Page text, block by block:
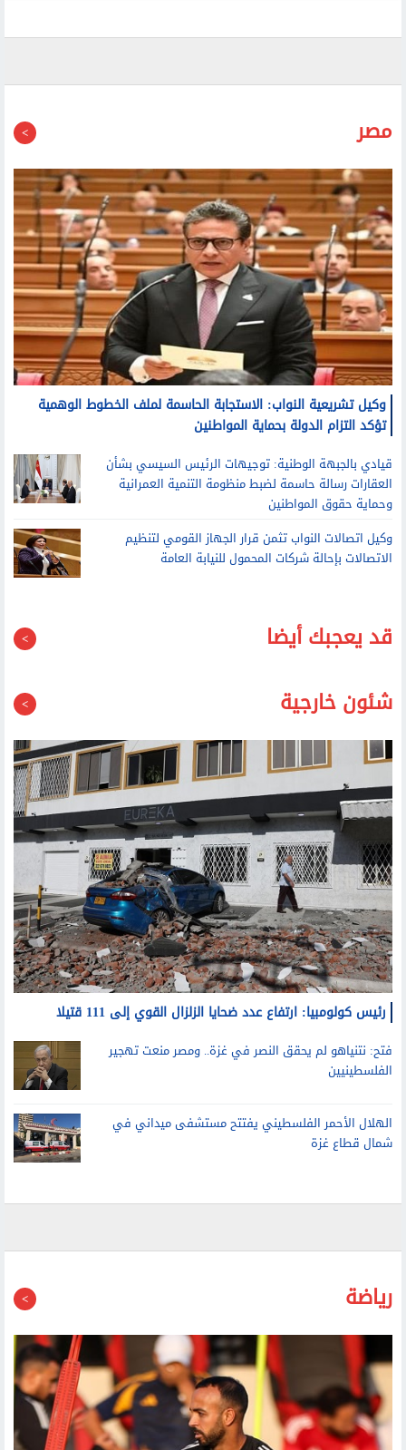
مصر
وكيل تشريعية النواب: الاستجابة الحاسمة لملف الخطوط الوهمية
تؤكد التزام الدولة بحماية المواطنين
قيادي بالجبهة الوطنية: توجيهات الرئيس السيسي بشأن
العقارات رسالة حاسمة لضبط منظومة التنمية العمرانية
وحماية حقوق المواطنين
وكيل اتصالات النواب تثمن قرار الجهاز القومي لتنظيم
الاتصالات بإحالة شركات المحمول للنيابة العامة
قد يعجبك أيضا
شئون خارجية
رئيس كولومبيا: ارتفاع عدد ضحايا الزلزال القوي إلى 111 قتيلا
فتح: نتنياهو لم يحقق النصر في غزة.. ومصر منعت تهجير
الفلسطينيين
الهلال الأحمر الفلسطيني يفتتح مستشفى ميداني في
شمال قطاع غزة
رياضة